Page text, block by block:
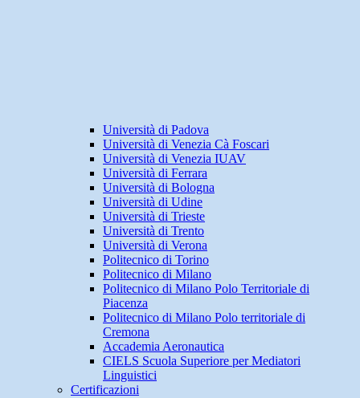
Università di Padova
Università di Venezia Cà Foscari
Università di Venezia IUAV
Università di Ferrara
Università di Bologna
Università di Udine
Università di Trieste
Università di Trento
Università di Verona
Politecnico di Torino
Politecnico di Milano
Politecnico di Milano Polo Territoriale di
Piacenza
Politecnico di Milano Polo territoriale di
Cremona
Accademia Aeronautica
CIELS Scuola Superiore per Mediatori
Linguistici
Certificazioni